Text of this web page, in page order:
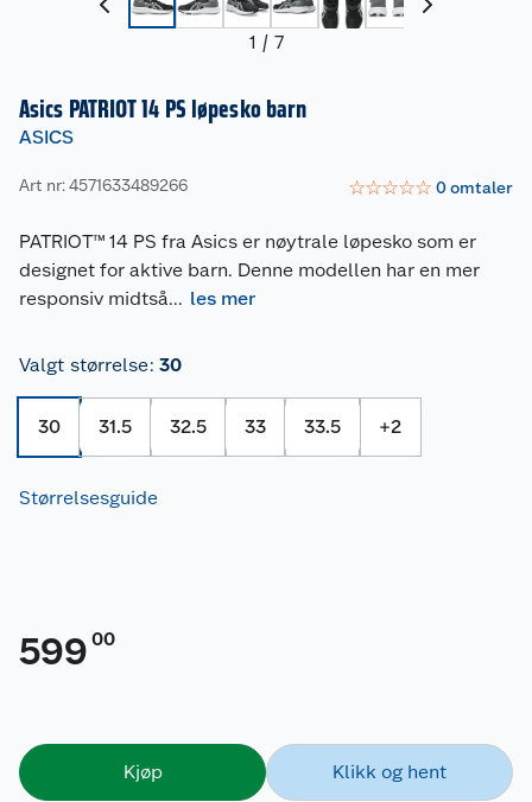
1 / 7
Asics PATRIOT 14 PS løpesko barn
ASICS
Art nr: 4571633489266 ☆☆☆☆☆ 0omtaler
PATRIOT™ 14 PS fra Asics er nøytrale løpesko som er
designet for aktive barn. Denne modellen har en mer
responsiv midtså... les mer
Valgt størrelse: 30
30 31.5 32.5 33 33.5 +2
Størrelsesguide
599 00
Kjøp Klikk og hent